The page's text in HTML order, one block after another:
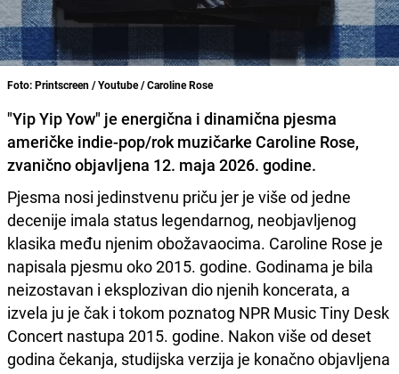
Foto: Printscreen / Youtube / Caroline Rose
"Yip Yip Yow" je energična i dinamična pjesma
američke indie-pop/rok muzičarke Caroline Rose,
zvanično objavljena 12. maja 2026. godine.
Pjesma nosi jedinstvenu priču jer je više od jedne
decenije imala status legendarnog, neobjavljenog
klasika među njenim obožavaocima. Caroline Rose je
napisala pjesmu oko 2015. godine. Godinama je bila
neizostavan i eksplozivan dio njenih koncerata, a
izvela ju je čak i tokom poznatog NPR Music Tiny Desk
Concert nastupa 2015. godine. Nakon više od deset
godina čekanja, studijska verzija je konačno objavljena